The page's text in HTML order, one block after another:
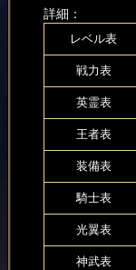
詳細：
レベル表
戦力表
英霊表
王者表
装備表
騎士表
光翼表
神武表